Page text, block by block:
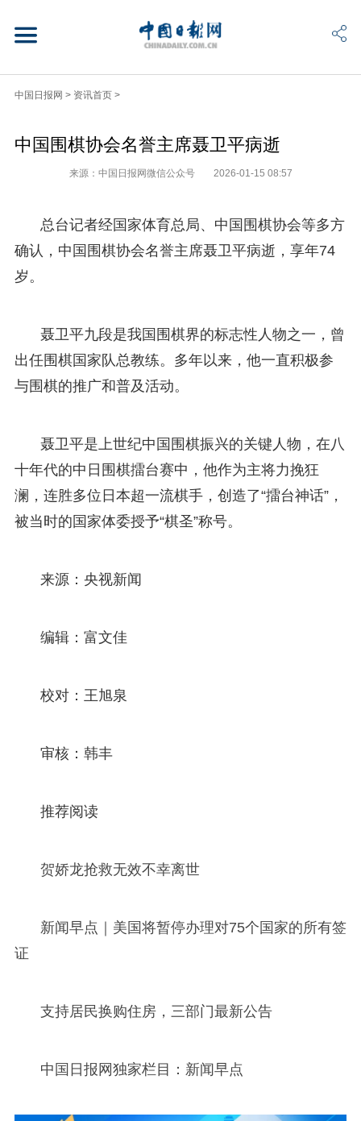
中国日报网 > 资讯首页>
中国围棋协会名誉主席聂卫平病逝
来源：中国日报网微信公众号 2026-01-15 08:57
总台记者经国家体育总局、中国围棋协会等多方
确认，中国围棋协会名誉主席聂卫平病逝，享年74
岁。
聂卫平九段是我国围棋界的标志性人物之一，曾
出任围棋国家队总教练。多年以来，他一直积极参
与围棋的推广和普及活动。
聂卫平是上世纪中国围棋振兴的关键人物，在八
十年代的中日围棋擂台赛中，他作为主将力挽狂
澜，连胜多位日本超一流棋手，创造了“擂台神话”，
被当时的国家体委授予“棋圣”称号。
来源：央视新闻
编辑：富文佳
校对：王旭泉
审核：韩丰
推荐阅读
贺娇龙抢救无效不幸离世
新闻早点｜美国将暂停办理对75个国家的所有签
证
支持居民换购住房，三部门最新公告
中国日报网独家栏目：新闻早点